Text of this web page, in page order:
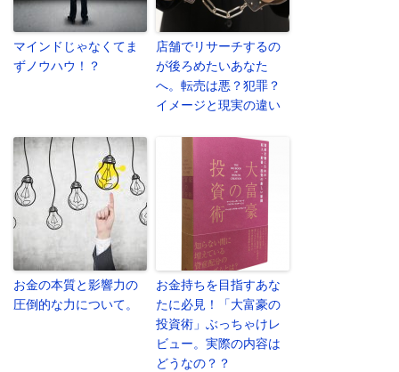
マインドじゃなくてま
ずノウハウ！？
店舗でリサーチするの
が後ろめたいあなた
へ。転売は悪？犯罪？
イメージと現実の違い
お金の本質と影響力の
圧倒的な力について。
お金持ちを目指すあな
たに必見！「大富豪の
投資術」ぶっちゃけレ
ビュー。実際の内容は
どうなの？？